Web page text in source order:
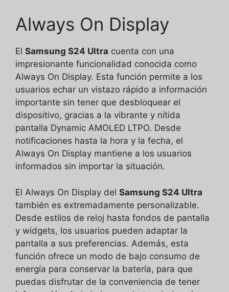
Always On Display
El Samsung S24 Ultra cuenta con una
impresionante funcionalidad conocida como
Always On Display. Esta función permite a los
usuarios echar un vistazo rápido a información
importante sin tener que desbloquear el
dispositivo, gracias a la vibrante y nítida
pantalla Dynamic AMOLED LTPO. Desde
notificaciones hasta la hora y la fecha, el
Always On Display mantiene a los usuarios
informados sin importar la situación.
El Always On Display del Samsung S24 Ultra
también es extremadamente personalizable.
Desde estilos de reloj hasta fondos de pantalla
y widgets, los usuarios pueden adaptar la
pantalla a sus preferencias. Además, esta
función ofrece un modo de bajo consumo de
energía para conservar la batería, para que
puedas disfrutar de la conveniencia de tener